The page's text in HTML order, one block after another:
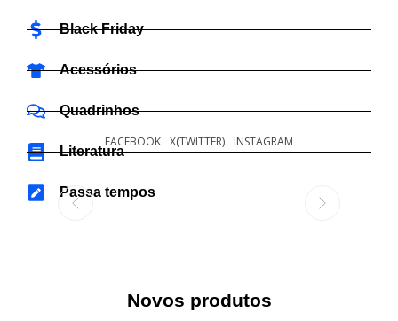
Black Friday
Acessórios
Quadrinhos
Literatura
Passa tempos
FACEBOOK X(TWITTER) INSTAGRAM
Novos produtos